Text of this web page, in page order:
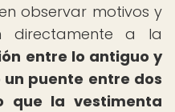
observar motivos y
directamente a la
entre lo antiguo y
puente entre dos
que la vestimenta